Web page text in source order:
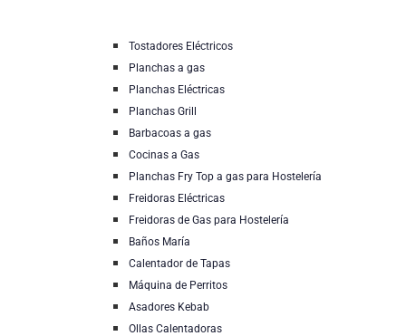
Tostadores Eléctricos
Planchas a gas
Planchas Eléctricas
Planchas Grill
Barbacoas a gas
Cocinas a Gas
Planchas Fry Top a gas para Hostelería
Freidoras Eléctricas
Freidoras de Gas para Hostelería
Baños María
Calentador de Tapas
Máquina de Perritos
Asadores Kebab
Ollas Calentadoras